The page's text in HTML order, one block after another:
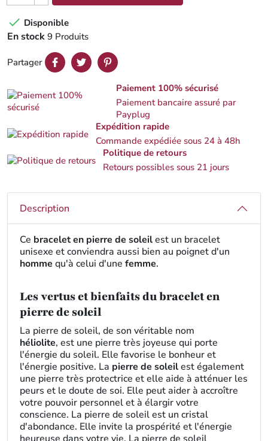
 Disponible
En stock 9 Produits
Partager
Paiement 100% sécurisé
Paiement bancaire assuré par
Payplug
Expédition rapide
Commande expédiée sous 24 à 48h
Politique de retours
Retours possibles sous 21 jours
Description
Ce bracelet en pierre de soleilest un bracelet
unisexe et conviendra aussi bien au poignet d'un
homme qu'à celui d'une femme.
Les vertus et bienfaits du bracelet en
pierre de soleil
La pierre de soleil, de son véritable nom
héliolite, est une pierre très joyeuse qui porte
l'énergie du soleil. Elle favorise le bonheur et
l'énergie positive. La pierre de soleilest également
une pierre très protectrice et elle aide à atténuer les
peurs et le doute de soi. Elle peut aider à accroître
votre pouvoir personnel et à élargir votre
conscience. La pierre de soleil est un cristal
d'abondance. Elle invite la prospérité et l'énergie